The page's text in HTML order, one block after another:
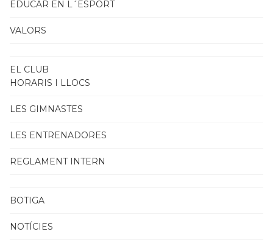
EDUCAR EN L´ESPORT
VALORS
EL CLUB
HORARIS I LLOCS
LES GIMNASTES
LES ENTRENADORES
REGLAMENT INTERN
BOTIGA
NOTÍCIES